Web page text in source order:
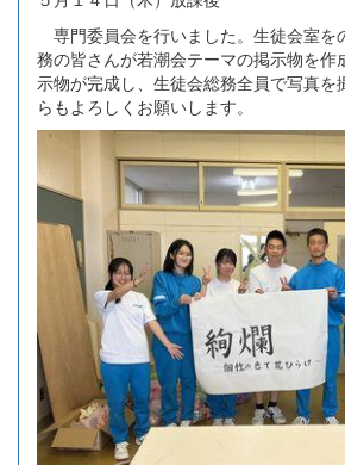
専門委員会を行いました。生徒会室を
務の皆さんが若潮会テーマの掲示物を作
示物が完成し、生徒会総務全員で写真を
らもよろしくお願いします。